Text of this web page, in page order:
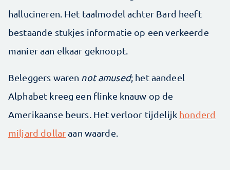
hallucineren. Het taalmodel achter Bard heeft
bestaande stukjes informatie op een verkeerde
manier aan elkaar geknoopt.
Beleggers waren not amused; het aandeel
Alphabet kreeg een flinke knauw op de
Amerikaanse beurs. Het verloor tijdelijk honderd
miljard dollaraan waarde.